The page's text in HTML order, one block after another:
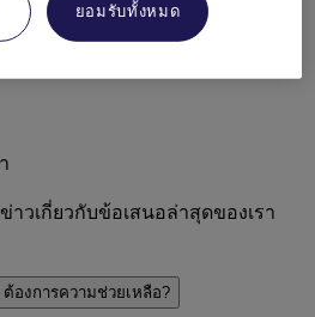
in complete confidence when
or meeting room, and discover
าวเกี่ยวกับข้อเสนอล่าสุดของเรา
ต้องการความช่วยเหลือ?
ยอมรับทั้งหมด